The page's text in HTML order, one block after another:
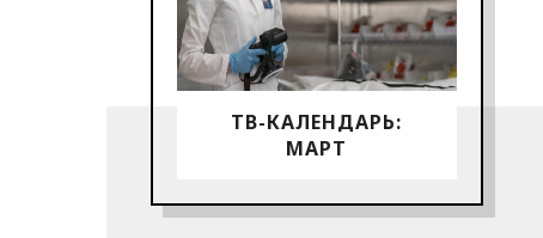
ТВ-КАЛЕНДАРЬ:
МАРТ